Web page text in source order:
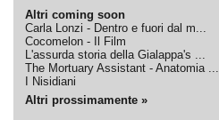
Altri coming soon
Carla Lonzi - Dentro e fuori dal m...
Cocomelon - Il Film
L'assurda storia della Gialappa's ...
The Mortuary Assistant - Anatomia ...
I Nisidiani
Altri prossimamente »